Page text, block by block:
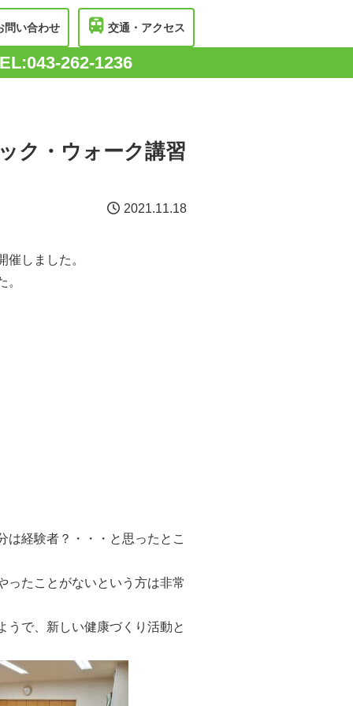
問い合わせ 交通・アクセス
262-1236
ク・ウォーク講習
2021.11.18
しました。
は経験者？・・・と思ったとこ
ったことがないという方は非常
うで、新しい健康づくり活動と